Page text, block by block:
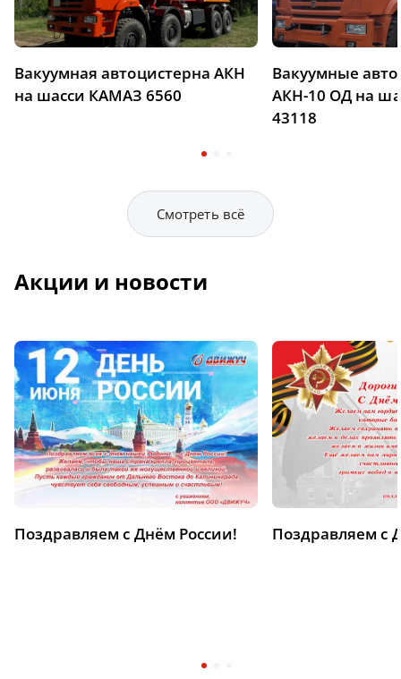
Вакуумная автоцистерна АКН
на шасси КАМАЗ 6560
Вакуумные
АКН-10 ОД на
43118
Смотреть всё
Акции и новости
Поздравляем с Днём России! Поздравляем с